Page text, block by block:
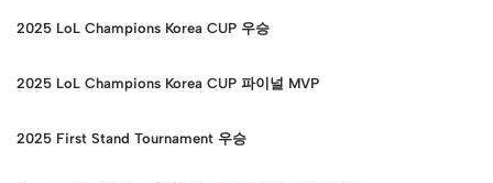
2025 LoL Champions Korea CUP 우승
2025 LoL Champions Korea CUP 파이널 MVP
2025 First Stand Tournament 우승